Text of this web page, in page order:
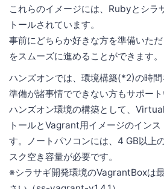
これらのイメージには、Rubyとシラ
トールされています。
事前にどちらか好きな方を準備いた
をスムーズに進めることができます。
ハンズオンでは、環境構築(*2)の時
準備が諸事情でできない方もサポート
ハンズオン環境の構築として、
トールとVagrant用イメージのイン
す。ノートパソコンには、4 GB以上
スク空き容量が必要です。
※シラサギ開発環境のVagrantBoxは